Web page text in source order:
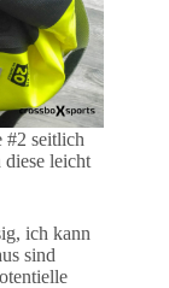
#2 seitlich
leicht
ich kann
sind